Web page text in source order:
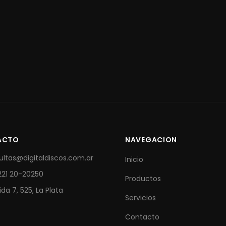
20-20250
7, 525, La Plata
NAVEGACION
Inicio
Productos
Servicios
Contacto